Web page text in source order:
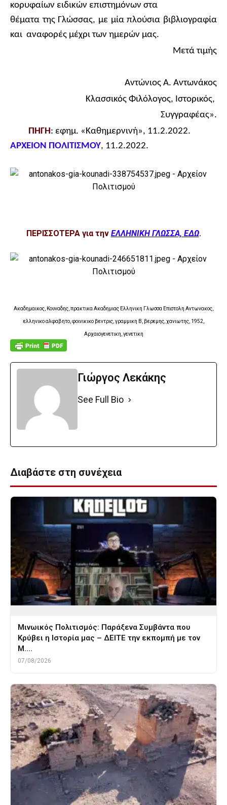
κορυφαίων ειδικών επιστημόνων στα
θέματα της Γλώσσας, με μία πλούσια βιβλιογραφία
και αναφορές μέχρι των ημερών μας.
Μετά τιμής
Αντώνιος Α. Αντωνάκος
Κλασσικός Φιλόλογος, Ιστορικός,
Συγγραφέας».
ΠΗΓΗ: εφημ. «Καθημερνινή», 11.2.2022.
ΑΡΧΕΙΟΝ ΠΟΛΙΤΙΣΜΟΥ, 11.2.2022.
ΠΕΡΙΣΣΟΤΕΡΑ για την ΕΛΛΗΝΙΚΗ ΓΛΩΣΣΑ, ΕΔΩ.
Ακαδημαικος, Κουναδης, πρακτικα Ακαδημιας Ελληνικη Γλωσσα Επιστολη Αντωνακος,
ελληνικο αλφαβητο, φοινικικο βεντρις, γραμμικη Β, βερεμης, χανιωτης, 1952,
Αρχαιογενετικη, γενετικη
Γιώργος Λεκάκης
See Full Bio
Διαβάστε στη συνέχεια
Μινωικός Πολιτισμός: Παράξενα Συμβάντα που
Κρύβει η Ιστορία μας – ΔΕΙΤΕ την εκπομπή με τον
Μ.…
07/08/2026